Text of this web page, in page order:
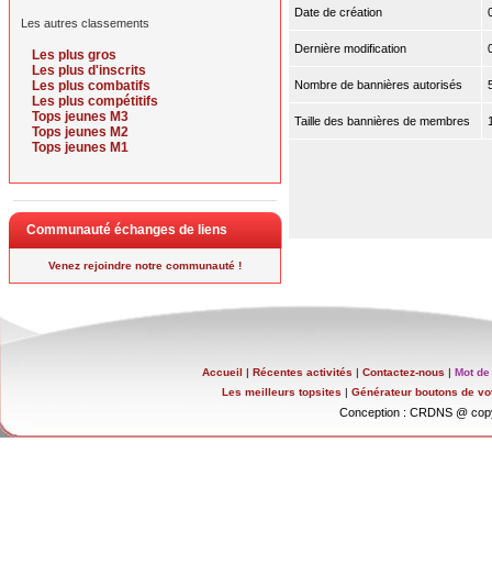
Les autres classements
Les plus gros
Les plus d'inscrits
Les plus combatifs
Les plus compétitifs
Tops jeunes M3
Tops jeunes M2
Tops jeunes M1
Communauté échanges de liens
Venez rejoindre notre communauté !
Date de création
Dernière modification
Nombre de bannières autorisés
Taille des bannières de membres
Accueil | Récentes activités | Contactez-nous | Mot
Les meilleurs topsites | Générateur boutons de
Conception : CRDNS @